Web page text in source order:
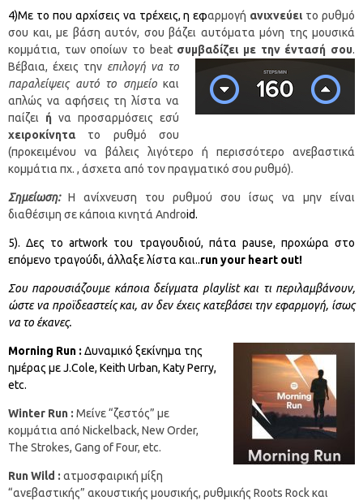
4)Με το που αρχίσεις να τρέχεις, η εφαρμογή ανιχνεύει το ρυθμό
σου και, με βάση αυτόν, σου βάζει αυτόματα μόνη της μουσικά
κομμάτια, των οποίων το beat συμβαδίζει με την έντασή σου.
Βέβαια, έχεις την επιλογή να το
παραλείψεις αυτό το σημείοκαι
απλώς να αφήσεις τη λίστα να
παίζει ή να προσαρμόσεις εσύ
χειροκίνητα το ρυθμό σου
(προκειμένου να βάλεις λιγότερο ή περισσότερο ανεβαστικά
κομμάτια πχ. , άσχετα από τον πραγματικό σου ρυθμό).
Σημείωση: Η ανίχνευση του ρυθμού σου ίσως να μην είναι
διαθέσιμη σε κάποια κινητά Android.
5). Δες το artwork του τραγουδιού, πάτα pause, προχώρα στο
επόμενο τραγούδι, άλλαξε λίστα και..run your heart out!
Σου παρουσιάζουμε κάποια δείγματα playlist και τι περιλαμβάνουν,
ώστε να προϊδεαστείς και, αν δεν έχεις κατεβάσει την εφαρμογή, ίσως
να το έκανες.
Morning Run : Δυναμικό ξεκίνημα της
ημέρας με J.Cole, Keith Urban, Katy Perry,
etc.
Winter Run : Μείνε “ζεστός” με
κομμάτια από Nickelback, New Order,
The Strokes, Gang of Four, etc.
Run Wild : ατμοσφαιρική μίξη
“ανεβαστικής” ακουστικής μουσικής, ρυθμικής Roots Rock και